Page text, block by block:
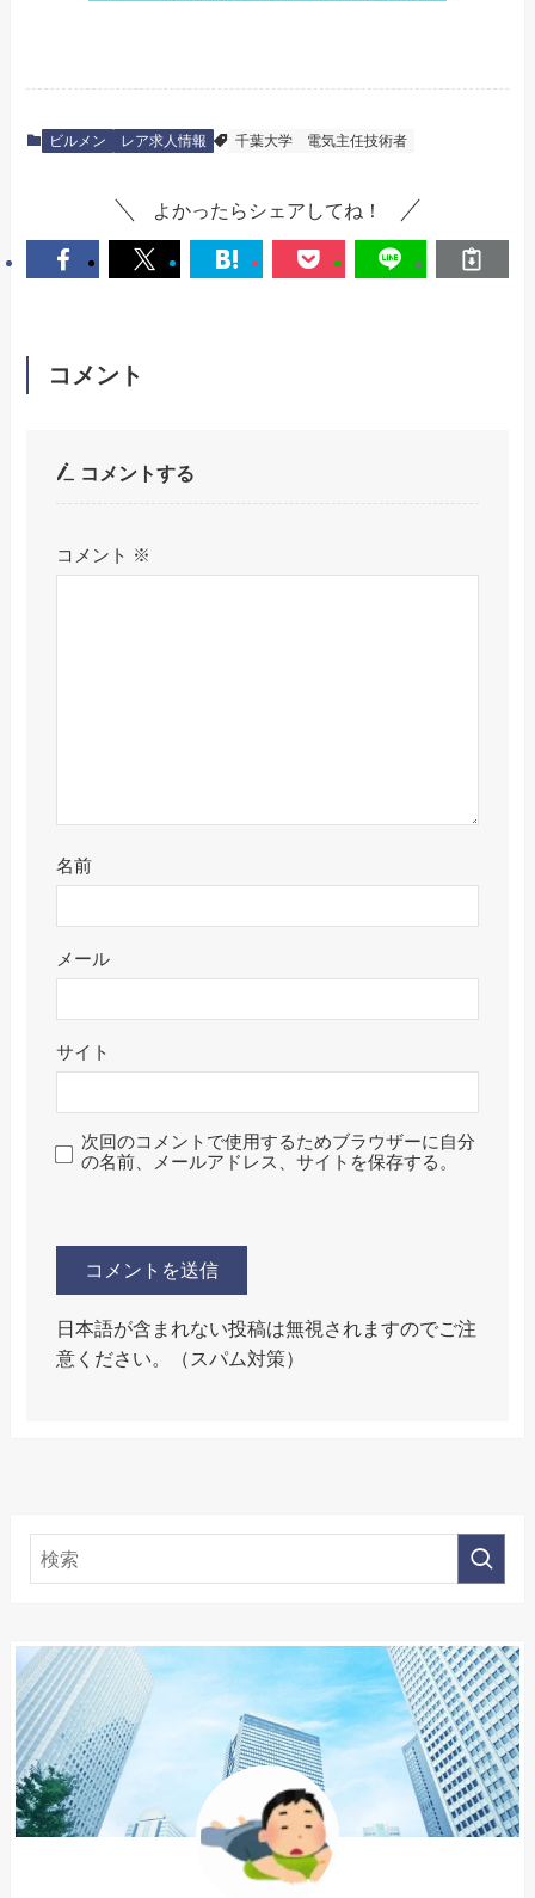
ビルメン レア求人情報 千葉大学 電気主任技術者
よかったらシェアしてね！
コメント
コメントする
コメント ※
名前
メール
サイト
次回のコメントで使用するためブラウザーに自分
の名前、メールアドレス、サイトを保存する。
日本語が含まれない投稿は無視されますのでご注
意ください。（スパム対策）